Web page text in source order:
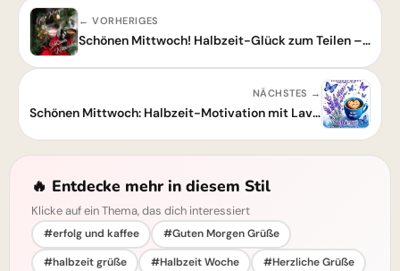
← VORHERIGES
Schönen Mittwoch! Halbzeit-Glück zum Teilen – warm und gemütlich starten
NÄCHSTES →
Schönen Mittwoch: Halbzeit-Motivation mit Lavendel & Kaffee
🔥 Entdecke mehr in diesem Stil
Klicke auf ein Thema, das dich interessiert
#erfolg und kaffee
#Guten Morgen Grüße
#halbzeit grüße
#Halbzeit Woche
#Herzliche Grüße